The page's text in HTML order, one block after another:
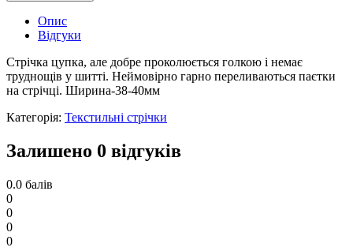
Опис
Відгуки
Стрічка цупка, але добре проколюється голкою і немає
труднощів у шитті. Неймовірно гарно переливаються паєтки
на стрічці. Ширина-38-40мм
Категорія: Текстильні стрічки
Залишено 0 відгуків
0.0 балів
0
0
0
0